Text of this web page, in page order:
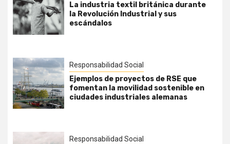
La industria textil británica durante
la Revolución Industrial y sus
escándalos
Responsabilidad Social
Ejemplos de proyectos de RSE que
fomentan la movilidad sostenible en
ciudades industriales alemanas
Responsabilidad Social